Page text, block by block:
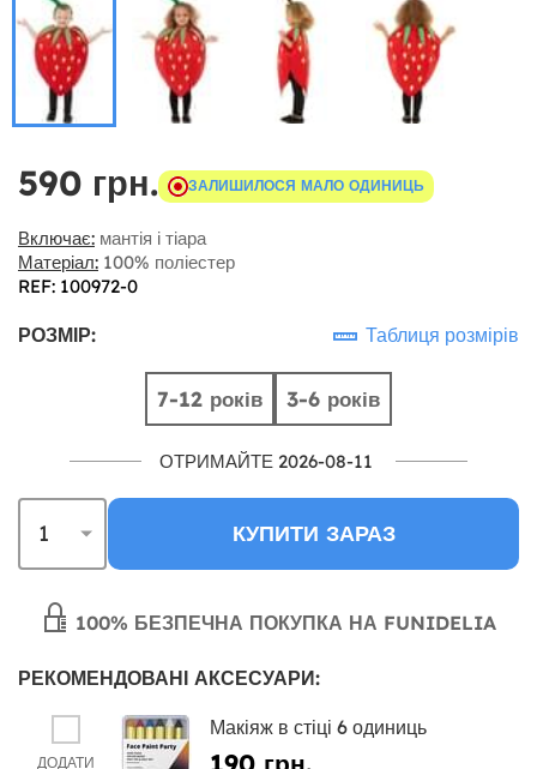
590 грн. ЗАЛИШИЛОСЯ МАЛО ОДИНИЦЬ
Включає: мантія і тіара
Матеріал: 100% поліестер
REF: 100972-0
РОЗМІР: Таблиця розмірів
7-12 років 3-6 років
ОТРИМАЙТЕ 2026-08-11
КУПИТИ ЗАРАЗ
100% БЕЗПЕЧНА ПОКУПКА НА FUNIDELIA
РЕКОМЕНДОВАНІ АКСЕСУАРИ:
ДОДАТИ
Макіяж в стіці 6 одиниць
190 грн.